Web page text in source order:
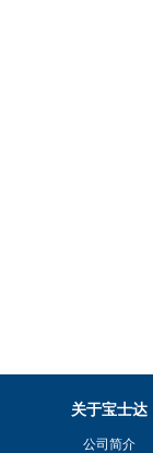
关于宝士达
公司简介